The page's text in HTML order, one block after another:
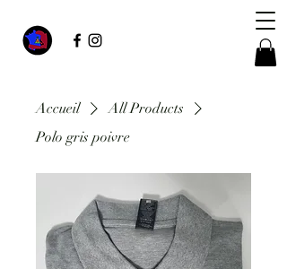
Accueil
All Products
Polo gris poivre